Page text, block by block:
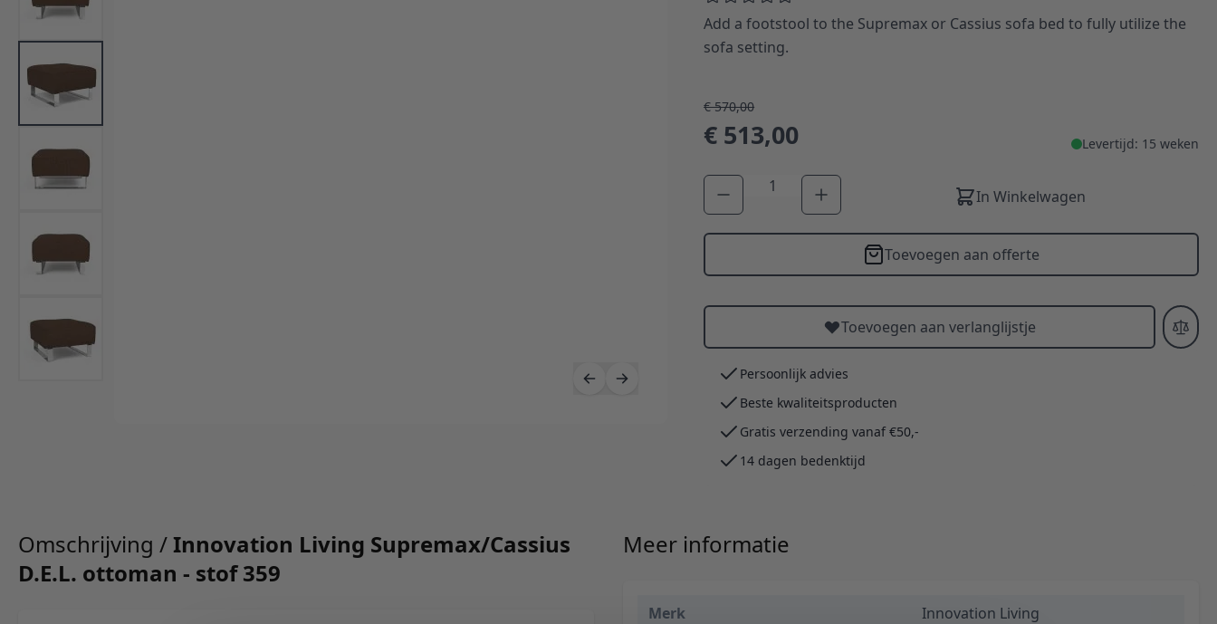
Add a footstool to the Supremax or Cassius sofa bed to fully utilize the
sofa setting.
€ 570,00
€ 513,00 Levertijd: 15 weken
Aantal
In Winkelwagen
Toevoegen aan offerte
Toevoegen aan verlanglijstje
Persoonlijk advies
Beste kwaliteitsproducten
Gratis verzending vanaf €50,-
14 dagen bedenktijd
Omschrijving /Innovation Living Supremax/Cassius
D.E.L. ottoman - stof 359
Meer informatie
Merk
Innovation Living